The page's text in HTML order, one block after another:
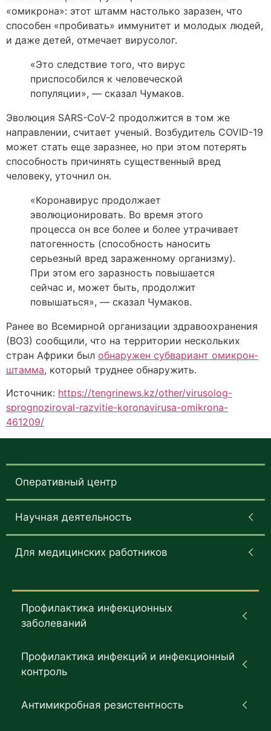
«омикрона»: этот штамм настолько заразен, что
способен «пробивать» иммунитет и молодых людей,
и даже детей, отмечает вирусолог.
«Это следствие того, что вирус
приспособился к человеческой
популяции», — сказал Чумаков.
Эволюция SARS-CoV-2 продолжится в том же
направлении, считает ученый. Возбудитель COVID-19
может стать еще заразнее, но при этом потерять
способность причинять существенный вред
человеку, уточнил он.
«Коронавирус продолжает
эволюционировать. Во время этого
процесса он все более и более утрачивает
патогенность (способность наносить
серьезный вред зараженному организму).
При этом его заразность повышается
сейчас и, может быть, продолжит
повышаться», — сказал Чумаков.
Ранее во Всемирной организации здравоохранения
(ВОЗ) сообщили, что на территории нескольких
стран Африки был обнаружен субвариант омикрон-
штамма, который труднее обнаружить.
Источник: https://tengrinews.kz/other/virusolog-
sprognoziroval-razvitie-koronavirusa-omikrona-
461209/
Оперативный центр
Научная деятельность
Для медицинских работников
Профилактика инфекционных
заболеваний
Профилактика инфекций и инфекционный
контроль
Антимикробная резистентность